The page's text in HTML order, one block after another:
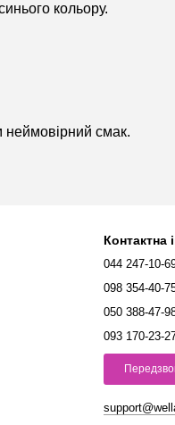
кольору.
неймовірний смак.
Контактна
044 247-10-
098 354-40-
050 388-47-
093 170-23-